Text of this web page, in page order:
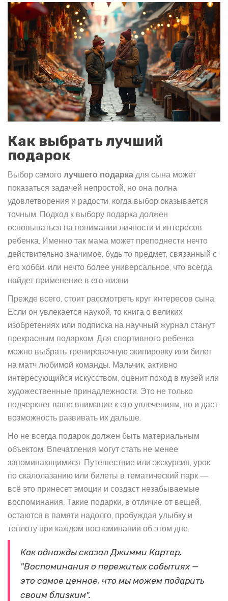
Как выбрать лучший
подарок
Выбор самого лучшего подарка для сына может
показаться задачей непростой, но она полна
удовлетворения и радости, когда выбор оказывается
точным. Подход к выбору подарка должен
основываться на понимании личности и интересов
ребенка. Именно так мама может преподнести нечто
действительно значимое, будь то предмет, связанный с
его хобби, или нечто более универсальное, что всегда
найдет применение в его жизни.
Прежде всего, стоит рассмотреть круг интересов сына.
Если он увлекается наукой, то книга о великих
изобретениях или подписка на научный журнал станут
прекрасным подарком. Для спортивного ребенка
можно выбрать тренировочную экипировку или билет
на матч любимой команды. Мальчик, активно
интересующийся искусством, оценит поход в музей или
художественные принадлежности. Это не только
подчеркнет ваше внимание к его увлечениям, но и даст
возможность развивать их дальше.
Но не всегда подарок должен быть материальным
объектом. Впечатления могут стать не менее
запоминающимися. Путешествие или экскурсия, урок
по скалолазанию или билеты в тематический парк —
всё это принесет эмоции и создаст незабываемые
воспоминания. Такие подарки, в отличие от вещей,
остаются в памяти надолго, пробуждая улыбку и
теплоту при каждом воспоминании об этом дне.
Как однажды сказал Джимми Картер,
"Воспоминания о пережитых событиях —
это самое ценное, что мы можем подарить
своим близким".